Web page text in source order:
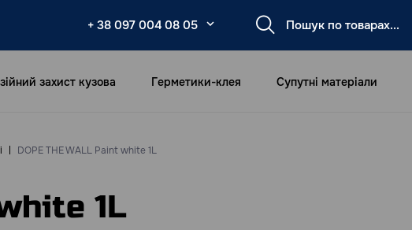
+ 38 097 004 08 05
захист кузова Герметики-клея Супутні матеріали
DOPE THE WALL Paint white 1L
1L